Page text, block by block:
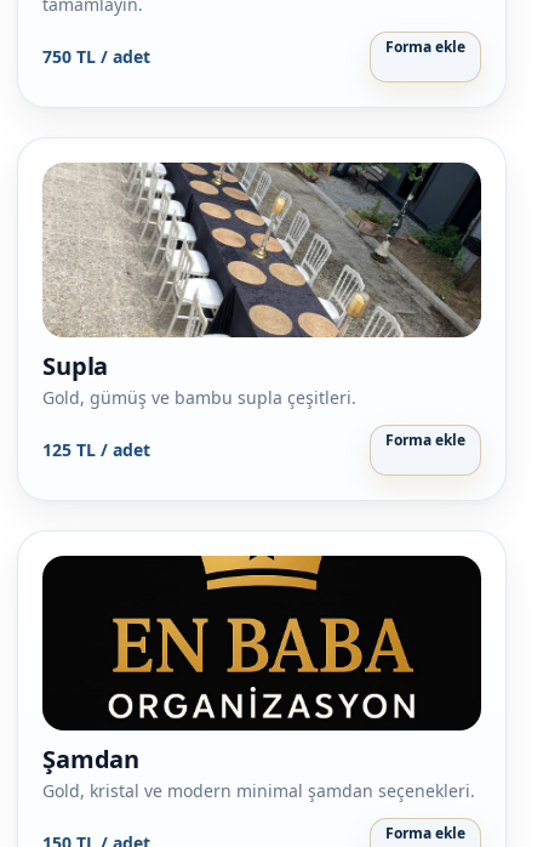
750 TL / adet Forma ekle
Supla
Gold, gümüş ve bambu supla çeşitleri.
125 TL / adet Forma ekle
Şamdan
Gold, kristal ve modern minimal şamdan seçenekleri.
Forma ekle